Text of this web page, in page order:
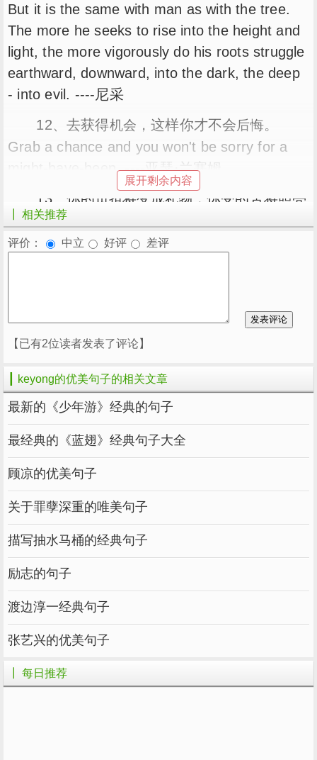
But it is the same with man as with the tree.
The more he seeks to rise into the height and
light, the more vigorously do his roots struggle
earthward, downward, into the dark, the deep
- into evil. ----尼采
12、去获得机会 ，这样你才不会后悔。
Grab a chance and you won't be sorry for a
might-have-been. ----亚瑟·兰塞姆
13、你的负担将变成礼物 ，你受的苦将照亮
你的路。 ----泰戈尔
14、追求完美的想法，是一个好
the dream of a perfect plan." ----卡尔·冯·克劳
塞维茨
心
16、故事的开头总是这样，适逢其会，猝不
及防。故事的结局总是这样，花开两朵，天各一
方。 ----张嘉佳
17、陪伴是最长情的告白，而守护是最沉默
的陪伴。 ----耀一
18、批评一件你不
可恶。 ----达·芬奇
19、闻其过者，过日消而福臻；闻其誉者,
誊日损而祸至。 ----司马光
20、· Victorywon't come to me unless I go
to it. --M.Moore
展开剩余内容
┃ 相关推荐
评价： 中立 好评 差评
【已有2位读者发表了评论】
┃ keyong的优美句子的相关文章
最新的《少年游》经典的句子
最经典的《蓝翅》经典句子大全
顾凉的优美句子
关于罪孽深重的唯美句子
描写抽水马桶的经典句子
励志的句子
渡边淳一经典句子
张艺兴的优美句子
┃ 每日推荐